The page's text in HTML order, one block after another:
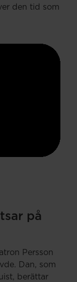
den tid som
på
Persson
Dan, som
berättar